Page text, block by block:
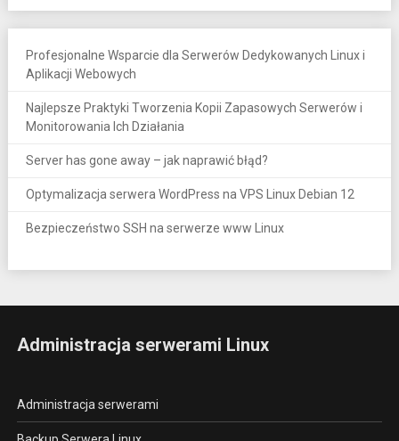
Profesjonalne Wsparcie dla Serwerów Dedykowanych Linux i
Aplikacji Webowych
Najlepsze Praktyki Tworzenia Kopii Zapasowych Serwerów i
Monitorowania Ich Działania
Server has gone away – jak naprawić błąd?
Optymalizacja serwera WordPress na VPS Linux Debian 12
Bezpieczeństwo SSH na serwerze www Linux
Administracja serwerami Linux
Administracja serwerami